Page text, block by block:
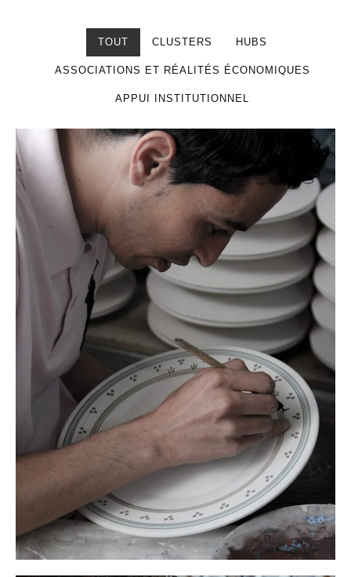
TOUT CLUSTERS HUBS
ASSOCIATIONS ET RÉALITÉS ÉCONOMIQUES
APPUI INSTITUTIONNEL